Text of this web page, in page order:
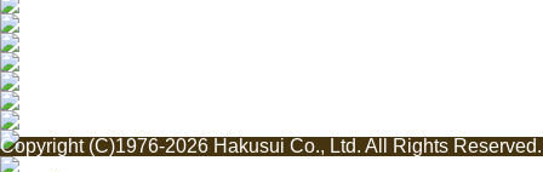
Copyright (C)1976-2026 Hakusui Co., Ltd. All Rights Reserved.